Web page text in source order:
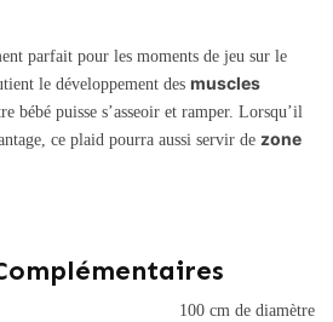
parfait pour les moments de jeu sur le
le développement des muscles
bébé puisse s’asseoir et ramper. Lorsqu’il
ce plaid pourra aussi servir de zone
100 cm de diamètre